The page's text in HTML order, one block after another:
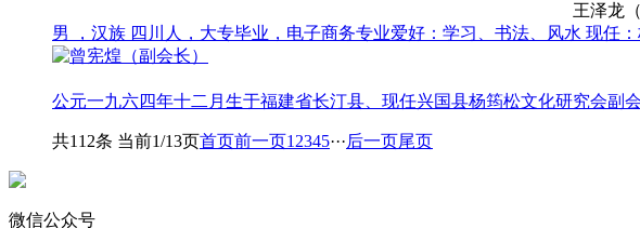
王泽龙
男 ，汉族 四川人，大专毕业，电子商务专业爱好：学习、书法、风水 现任
公元一九六四年十二月生于福建省长汀县、现任兴国县杨筠松文化研究会副
共112条 当前1/13页首页前一页1 2345···后一页尾页
微信公众号